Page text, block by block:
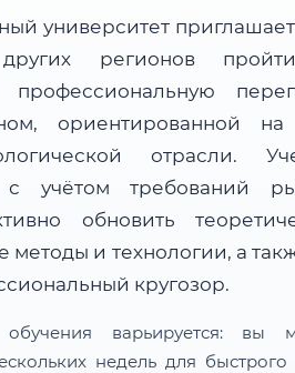
университет
регионов
ориентированной на
отрасли.
с учётом требований
обновить
методы и технологии, а
кругозор.
обучения варьируется: вы
недель для